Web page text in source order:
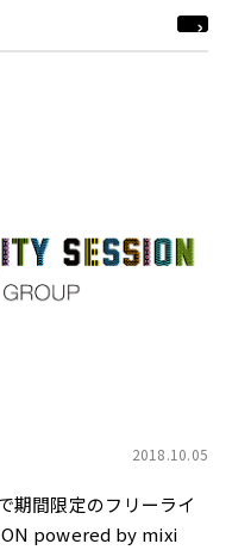
2018.10.05
期間限定のフリーライ
powered by mixi